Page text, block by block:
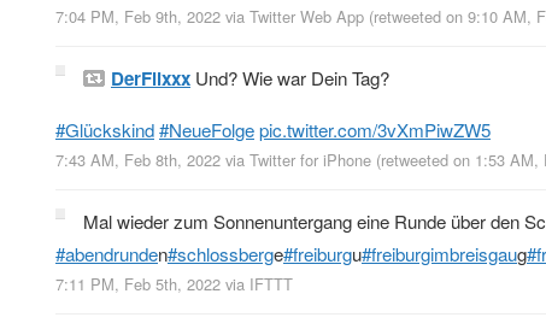
7:04 PM, Feb 9th, 2022 via Twitter Web App (retweeted on 9:10 AM,
DerFlixxx Und? Wie war Dein Tag?
#Glückskind#NeueFolgepic.twitter.com/3vXmPiwZW5
7:43 AM, Feb 8th, 2022 via Twitter for iPhone (retweeted on 1:53 AM,
Mal wieder zum Sonnenuntergang eine Runde über den
#abendrunden#schlossberge#freiburgu#freiburgimbreisgaug
7:11 PM, Feb 5th, 2022 via IFTTT